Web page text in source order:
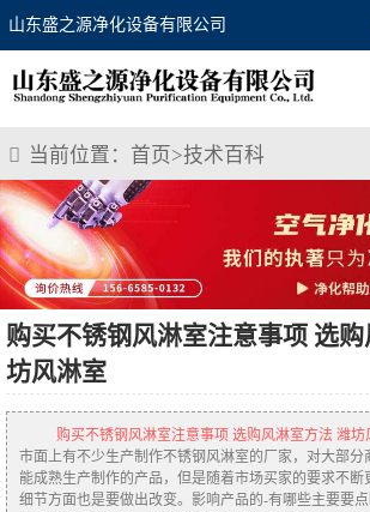
山东盛之源净化设备有限公司
当前位置： 首页>技术百科
购买不锈钢风淋室注意事项 选
坊风淋室
购买不锈钢风淋室注意事项 选购风淋室方法 潍坊
市面上有不少生产制作不锈钢风淋室的厂家，对大部分
能成熟生产制作的产品，但是随着市场买家的要求不
细节方面也是要做出改变。影响产品的-有哪些主要要